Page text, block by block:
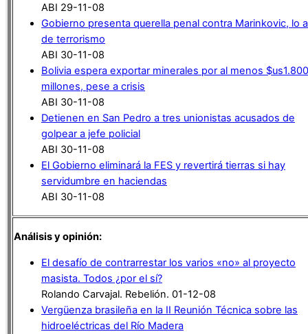
ABI 29-11-08
Gobierno presenta querella penal contra Marinkovic, lo
de terrorismo
ABI 30-11-08
Bolivia espera exportar minerales por al menos $us1.800
millones, pese a crisis
ABI 30-11-08
Detienen en San Pedro a tres unionistas acusados de
golpear a jefe policial
ABI 30-11-08
El Gobierno eliminará la FES y revertirá tierras si hay
servidumbre en haciendas
ABI 30-11-08
Análisis y opinión:
El desafío de contrarrestar los varios «no» al proyecto
masista. Todos ¿por el sí?
Rolando Carvajal. Rebelión. 01-12-08
Vergüenza brasileña en la II Reunión Técnica sobre las
hidroeléctricas del Río Madera